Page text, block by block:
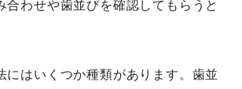
合わせや歯並びを確認してもらうと
にはいくつか種類があります。歯並